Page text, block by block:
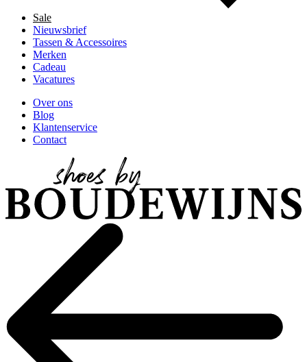
Sale
Nieuwsbrief
Tassen & Accessoires
Merken
Cadeau
Vacatures
Over ons
Blog
Klantenservice
Contact